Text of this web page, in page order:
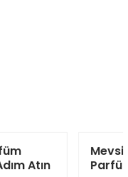
Atın